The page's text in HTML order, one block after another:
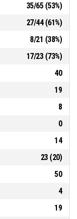
P4 00:43
85-94
35/65(53%)
27/44(61%)
8/21 (38%)
17/23(73%)
40
19
8
0
14
23(20)
50
4
19